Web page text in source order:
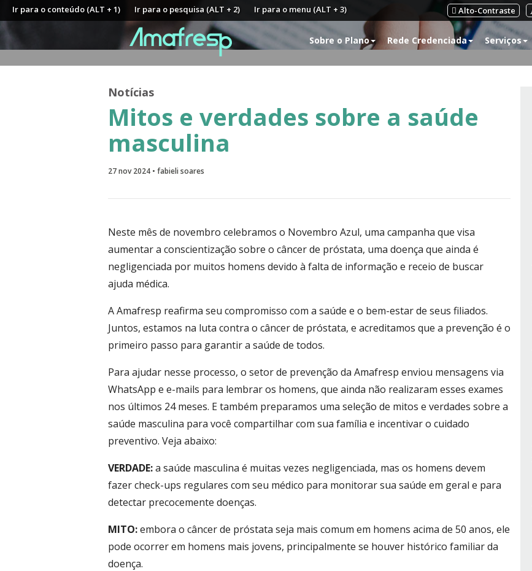
Ir para o conteúdo (ALT + 1) Ir para o pesquisa (ALT + 2) Ir para o menu (ALT + 3) Alto-Contraste
Sobre o Plano Rede Credenciada Serviços
Notícias
Mitos e verdades sobre a saúde
masculina
27 nov 2024 • fabieli soares
Neste mês de novembro celebramos o Novembro Azul, uma campanha que visa
aumentar a conscientização sobre o câncer de próstata, uma doença que ainda é
negligenciada por muitos homens devido à falta de informação e receio de buscar
ajuda médica.
A Amafresp reafirma seu compromisso com a saúde e o bem-estar de seus filiados.
Juntos, estamos na luta contra o câncer de próstata, e acreditamos que a prevenção é o
primeiro passo para garantir a saúde de todos.
Para ajudar nesse processo, o setor de prevenção da Amafresp enviou mensagens via
WhatsApp e e-mails para lembrar os homens, que ainda não realizaram esses exames
nos últimos 24 meses. E também preparamos uma seleção de mitos e verdades sobre a
saúde masculina para você compartilhar com sua família e incentivar o cuidado
preventivo. Veja abaixo:
VERDADE:a saúde masculina é muitas vezes negligenciada, mas os homens devem
fazer check-ups regulares com seu médico para monitorar sua saúde em geral e para
detectar precocemente doenças.
MITO:embora o câncer de próstata seja mais comum em homens acima de 50 anos, ele
pode ocorrer em homens mais jovens, principalmente se houver histórico familiar da
doença.